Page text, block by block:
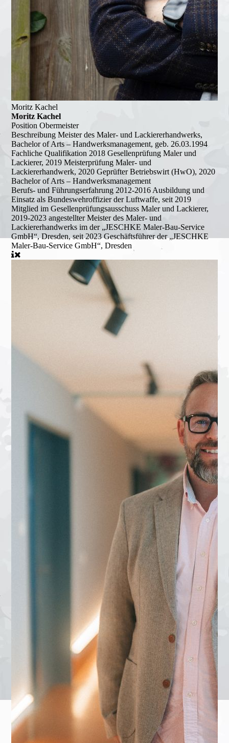
Moritz Kachel
Moritz Kachel
PositionObermeister
BeschreibungMeister des Maler- und Lackiererhandwerks,
Bachelor of Arts – Handwerksmanagement, geb. 26.03.1994
Fachliche Qualifikation 2018 Gesellenprüfung Maler und
Lackierer, 2019 Meisterprüfung Maler- und
Lackiererhandwerk, 2020 Geprüfter Betriebswirt (HwO), 2020
Bachelor of Arts – Handwerksmanagement
Berufs- und Führungserfahrung 2012-2016 Ausbildung und
Einsatz als Bundeswehroffizier der Luftwaffe, seit 2019
Mitglied im Gesellenprüfungsausschuss Maler und Lackierer,
2019-2023 angestellter Meister des Maler- und
Lackiererhandwerks im der „JESCHKE Maler-Bau-Service
GmbH“, Dresden, seit 2023 Geschäftsführer der „JESCHKE
Maler-Bau-Service GmbH“, Dresden